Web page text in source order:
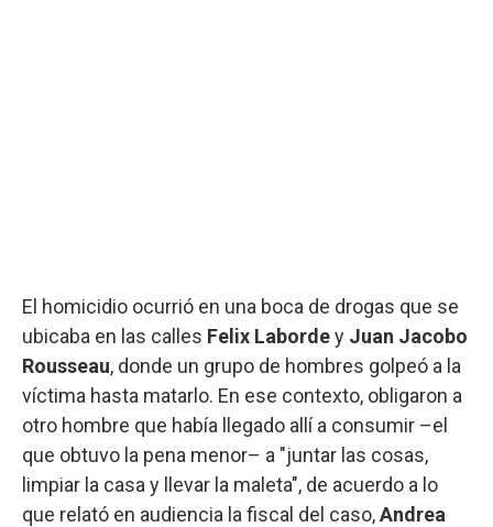
El homicidio ocurrió en una boca de drogas que se
ubicaba en las calles Felix Labordey Juan Jacobo
Rousseau, donde un grupo de hombres golpeó a la
víctima hasta matarlo. En ese contexto, obligaron a
otro hombre que había llegado allí a consumir –el
que obtuvo la pena menor– a "juntar las cosas,
limpiar la casa y llevar la maleta", de acuerdo a lo
que relató en audiencia la fiscal del caso,Andrea